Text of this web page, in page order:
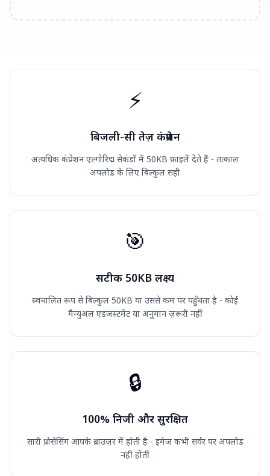
⚡
बिजली-सी तेज़ कंप्रेशन
अत्यधिक कंप्रेशन एल्गोरिद्म सेकंडों में 50KB फ़ाइलें देते हैं - तत्काल
अपलोड के लिए बिल्कुल सही
🎯
सटीक 50KB लक्ष्य
स्वचालित रूप से बिल्कुल 50KB या उससे कम पर पहुँचता है - कोई
मैन्युअल एडजस्टमेंट या अनुमान ज़रूरी नहीं
🔒
100% निजी और सुरक्षित
सारी प्रोसेसिंग आपके ब्राउज़र में होती है - इमेज कभी सर्वर पर अपलोड
नहीं होतीं